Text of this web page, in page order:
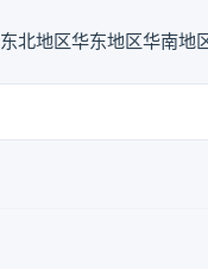
东北地区华东地区华南地